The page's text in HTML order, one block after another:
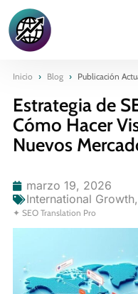
Inicio › Blog › Publicación
Estrategia de
Cómo Hacer
Nuevos
marzo 19, 2026
International Growth,
✦ SEO Translation Pro